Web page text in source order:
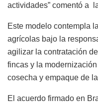
actividades” comentó a
Este modelo contempla
agrícolas bajo la
agilizar la contratación
fincas y la
cosecha y empaque de
El acuerdo firmado en